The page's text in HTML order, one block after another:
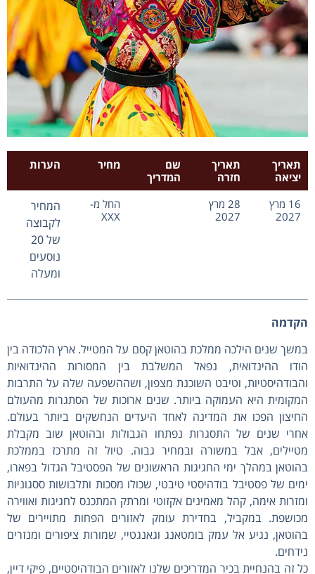
תאריך
יציאה
תאריך
חזרה
שם
המדריך
מחיר הערות
16 מרץ
2027
28 מרץ
2027
החל מ-
XXX
המחיר
לקבוצה
של 20
נוסעים
ומעלה
הקדמה
במשך שנים הילכה ממלכת בהוטאן קסם על המטייל. ארץ הלכודה בין
הודו ההינדואית, נפאל המשלבת בין המסורות ההינדואיות
והבודהיסטיות, וטיבט השוכנת מצפון, ושההשפעה שלה על התרבות
המקומית היא העמוקה ביותר. שנים ארוכות של הסתגרות מהעולם
החיצון הפכו את המדינה לאחד היעדים הנחשקים ביותר בעולם.
אחרי שנים של התסגרות נפתחו הגבולות ובהוטאן שוב מקבלת
מטיילים, אבל במשורה ובמחיר גבוה. טיול זה מתרכז בממלכת
בהוטאן במהלך ימי החגיגות הראשונים של הפסטיבל הגדול בפארו,
ימים של פסטיבל בודהיסטי טיבטי, שכולו מסכות ותלבושות ססגוניות
ומזרות אימה, קהל מאמינים אקזוטי ומרתק המתכנס לחגיגות ואווירה
מכושפת. במקביל, בחדירת עומק לאזורים הפחות מתויירים של
בהוטאן, נגיע אל עמק בומטאנג וגאנגטיי, שמורות ציפורים ומנזרים
נידחים.
כל זה בהנחיית בכיר המדריכים שלנו לאזורים הבודהיסטיים, פיקי דיין,